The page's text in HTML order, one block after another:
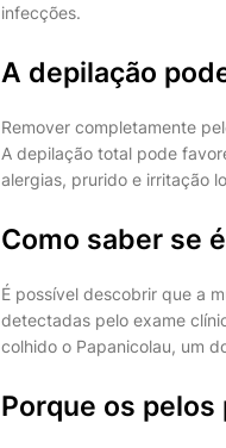
infecções.
A depilação
Remover completamente
A depilação total pode
alergias, prurido e irritação
Como saber se
É possível descobrir que a
detectadas pelo exame
colhido o Papanicolau, um
Porque os